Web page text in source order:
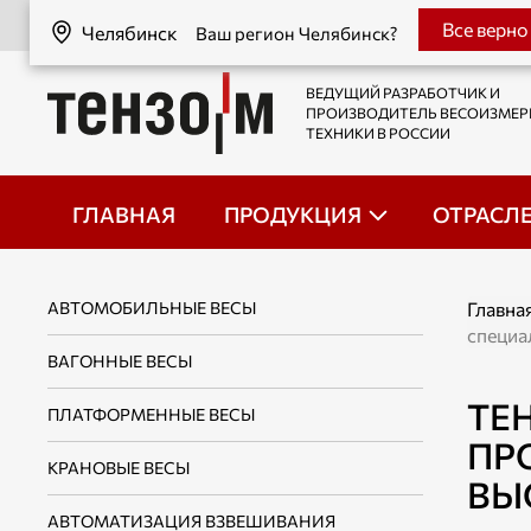
Челябинск Ваш регион Челябинск?
Челябинск Все верно
ВЕДУЩИЙ РАЗРАБОТЧИК И
ПРОИЗВОДИТЕЛЬ
ТЕХНИКИ В РОССИИ
ГЛАВНАЯ ПРОДУКЦИЯ
АВТОМОБИЛЬНЫЕ ВЕСЫ
ВАГОННЫЕ ВЕСЫ
ПЛАТФОРМЕННЫЕ ВЕСЫ
КРАНОВЫЕ ВЕСЫ
АВТОМАТИЗАЦИЯ ВЗВЕШИВАНИЯ